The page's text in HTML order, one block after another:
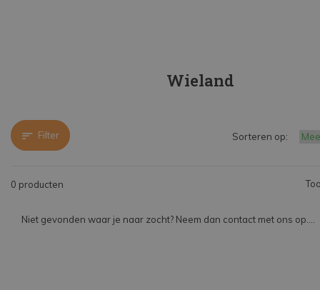
Wieland
Filter
0 producten
Sorteren op:
Niet gevonden waar je naar zocht? Neem dan contact met ons op....